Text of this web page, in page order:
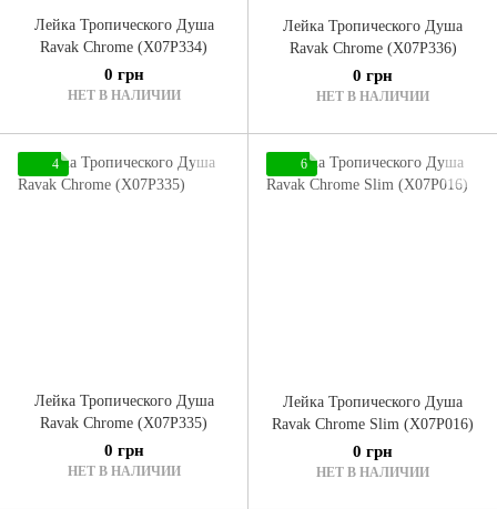
Лейка Тропического Душа
Ravak Chrome (X07P334)
0 грн
НЕТ В НАЛИЧИИ
Лейка Тропического Душа
Ravak Chrome (X07P336)
0 грн
НЕТ В НАЛИЧИИ
4
Лейка Тропического Душа
Ravak Chrome (X07P335)
0 грн
НЕТ В НАЛИЧИИ
6
Лейка Тропического Душа
Ravak Chrome Slim (X07P016)
0 грн
НЕТ В НАЛИЧИИ